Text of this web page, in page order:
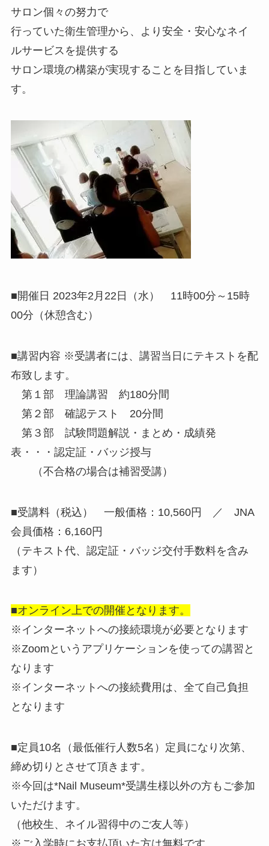
サロン個々の努力で
行っていた衛生管理から、より安全・安心なネイ
ルサービスを提供する
サロン環境の構築が実現することを目指していま
す。
■開催日 2023年2月22日（水） 11時00分～15時
00分（休憩含む）
■講習内容 ※受講者には、講習当日にテキストを配
布致します。
第１部 理論講習 約180分間
第２部 確認テスト 20分間
第３部 試験問題解説・まとめ・成績発
表・・・認定証・バッジ授与
（不合格の場合は補習受講）
■受講料（税込） 一般価格：10,560円 ／ JNA
会員価格：6,160円
（テキスト代、認定証・バッジ交付手数料を含み
ます）
■オンライン上での開催となります。
※インターネットへの接続環境が必要となります
※Zoomというアプリケーションを使っての講習と
なります
※インターネットへの接続費用は、全て自己負担
となります
■定員10名（最低催行人数5名）定員になり次第、
締め切りとさせて頂きます。
※今回は*Nail Museum*受講生様以外の方もご参加
いただけます。
（他校生、ネイル習得中のご友人等）